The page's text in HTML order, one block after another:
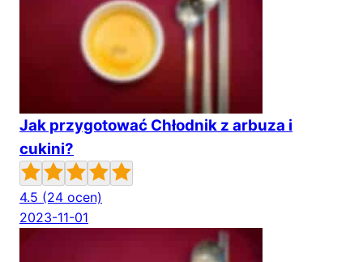
Jak przygotować Chłodnik z arbuza i
cukini?
4.5 (24 ocen)
2023-11-01